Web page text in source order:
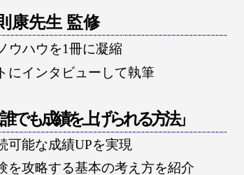
康先生 監修
ウハウを1冊に凝縮
にインタビューして執筆
でも成績を上げられる方法」
可能な成績UPを実現
を攻略する基本の考え方を紹介